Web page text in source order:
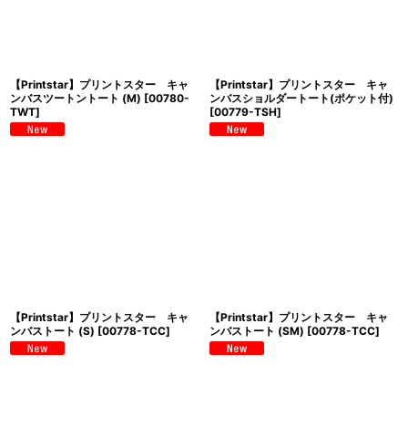
【Printstar】プリントスター キャ
ンバスツートントート (M) [00780-
TWT]
【Printstar】プリントスター キャ
ンバスショルダートート(ポケット付)
[00779-TSH]
【Printstar】プリントスター キャ
ンバストート (S) [00778-TCC]
【Printstar】プリントスター キャ
ンバストート (SM) [00778-TCC]